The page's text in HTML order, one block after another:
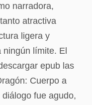
narradora,
atractiva
ligera y
límite. El
epub las
Cuerpo a
fue agudo,